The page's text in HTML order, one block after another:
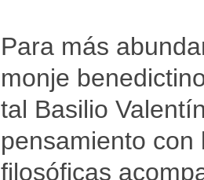
Para más
monje
tal Basilio
pensamiento
filosóficas